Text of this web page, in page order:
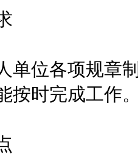
位各项规章制
按时完成工作